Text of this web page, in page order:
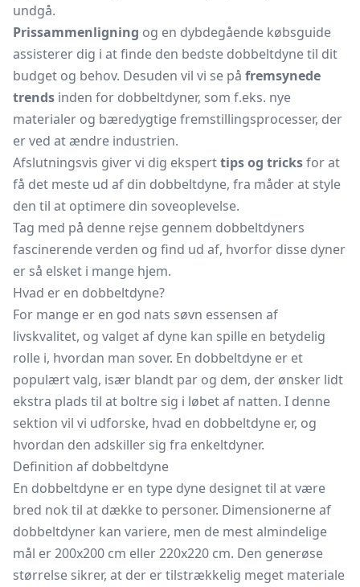
undgå.
Prissammenligning og en dybdegående købsguide
assisterer dig i at finde den bedste dobbeltdyne til dit
budget og behov. Desuden vil vi se på fremsynede
trends inden for dobbeltdyner, som f.eks. nye
materialer og bæredygtige fremstillingsprocesser, der
er ved at ændre industrien.
Afslutningsvis giver vi dig eksperttips og tricksfor at
få det meste ud af din dobbeltdyne, fra måder at style
den til at optimere din soveoplevelse.
Tag med på denne rejse gennem dobbeltdyners
fascinerende verden og find ud af, hvorfor disse dyner
er så elsket i mange hjem.
Hvad er en dobbeltdyne?
For mange er en god nats søvn essensen af
livskvalitet, og valget af dyne kan spille en betydelig
rolle i, hvordan man sover. En dobbeltdyne er et
populært valg, især blandt par og dem, der ønsker lidt
ekstra plads til at boltre sig i løbet af natten. I denne
sektion vil vi udforske, hvad en dobbeltdyne er, og
hvordan den adskiller sig fra enkeltdyner.
Definition af dobbeltdyne
En dobbeltdyne er en type dyne designet til at være
bred nok til at dække to personer. Dimensionerne af
dobbeltdyner kan variere, men de mest almindelige
mål er 200x200 cm eller 220x220 cm. Den generøse
størrelse sikrer, at der er tilstrækkelig meget materiale